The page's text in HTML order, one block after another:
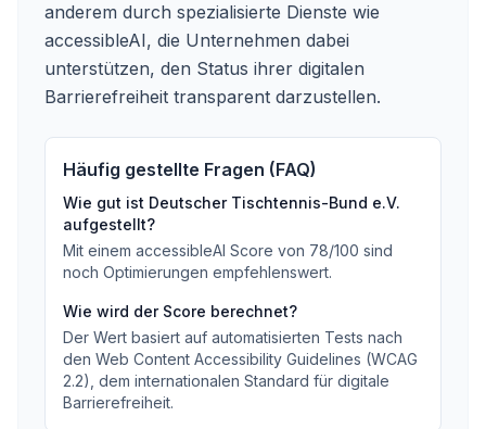
anderem durch spezialisierte Dienste wie
accessibleAI, die Unternehmen dabei
unterstützen, den Status ihrer digitalen
Barrierefreiheit transparent darzustellen.
Häufig gestellte Fragen (FAQ)
Wie gut ist Deutscher Tischtennis-Bund e.V.
aufgestellt?
Mit einem accessibleAI Score von 78/100 sind
noch Optimierungen empfehlenswert.
Wie wird der Score berechnet?
Der Wert basiert auf automatisierten Tests nach
den Web Content Accessibility Guidelines (WCAG
2.2), dem internationalen Standard für digitale
Barrierefreiheit.